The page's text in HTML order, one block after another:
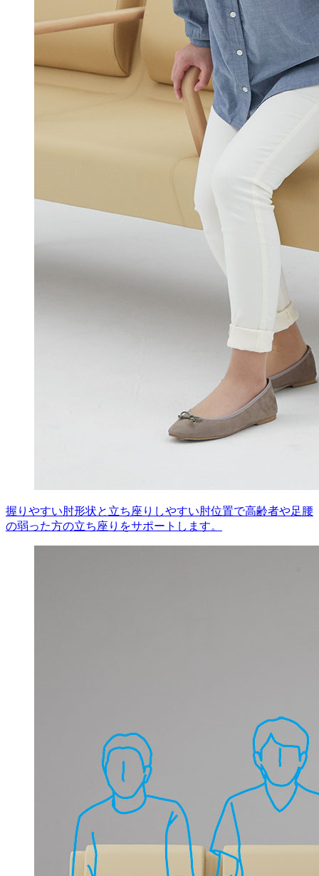
握りやすい肘形状と立ち座りしやすい肘位置で高齢者や足腰
の弱った方の立ち座りをサポートします。